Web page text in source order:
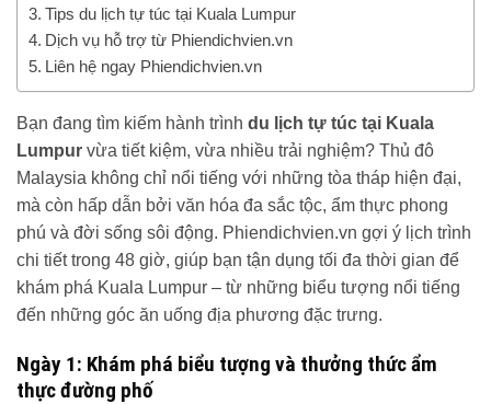
Tips du lịch tự túc tại Kuala Lumpur
Dịch vụ hỗ trợ từ Phiendichvien.vn
Liên hệ ngay Phiendichvien.vn
Bạn đang tìm kiếm hành trình du lịch tự túc tại Kuala
Lumpur vừa tiết kiệm, vừa nhiều trải nghiệm? Thủ đô
Malaysia không chỉ nổi tiếng với những tòa tháp hiện đại,
mà còn hấp dẫn bởi văn hóa đa sắc tộc, ẩm thực phong
phú và đời sống sôi động. Phiendichvien.vn gợi ý lịch trình
chi tiết trong 48 giờ, giúp bạn tận dụng tối đa thời gian để
khám phá Kuala Lumpur – từ những biểu tượng nổi tiếng
đến những góc ăn uống địa phương đặc trưng.
Ngày 1: Khám phá biểu tượng và thưởng thức ẩm
thực đường phố